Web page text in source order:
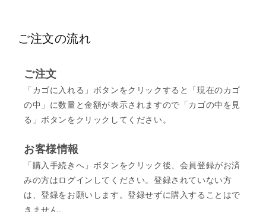
ご注文の流れ
ご注文
「カゴに入れる」ボタンをクリックすると「現在のカゴ
の中」に数量と金額が表示されますので「カゴの中を見
る」ボタンをクリックしてください。
お客様情報
「購入手続きへ」ボタンをクリック後、会員登録がお済
みの方はログインしてください。登録されていない方
は、登録をお願いします。登録せずに購入することはで
きません。